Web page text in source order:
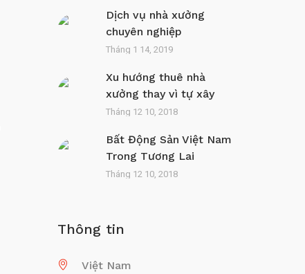
Dịch vụ nhà xưởng
chuyên nghiệp
Tháng 1 14, 2019
Xu hướng thuê nhà
xưởng thay vì tự xây
Tháng 12 10, 2018
Bất Động Sản Việt Nam
Trong Tương Lai
Tháng 12 10, 2018
Thông tin
Việt Nam